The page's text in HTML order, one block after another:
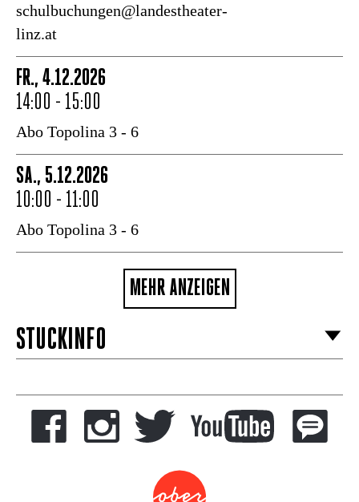
schulbuchungen@landestheater-
linz.at
FR., 4.12.2026
14:00 - 15:00
Abo Topolina 3 - 6
SA., 5.12.2026
10:00 - 11:00
Abo Topolina 3 - 6
MEHR ANZEIGEN
STÜCKINFO